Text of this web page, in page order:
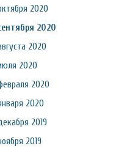
2020
2020
2020
2020
2020
2020
2019
2019